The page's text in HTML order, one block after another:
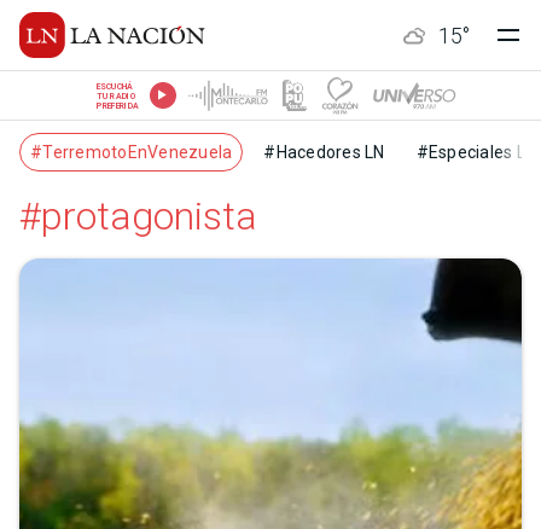
15°
ESCUCHÁ
TU RADIO
PREFERIDA
#TerremotoEnVenezuela #Hacedores LN #Especiales LN
#protagonista